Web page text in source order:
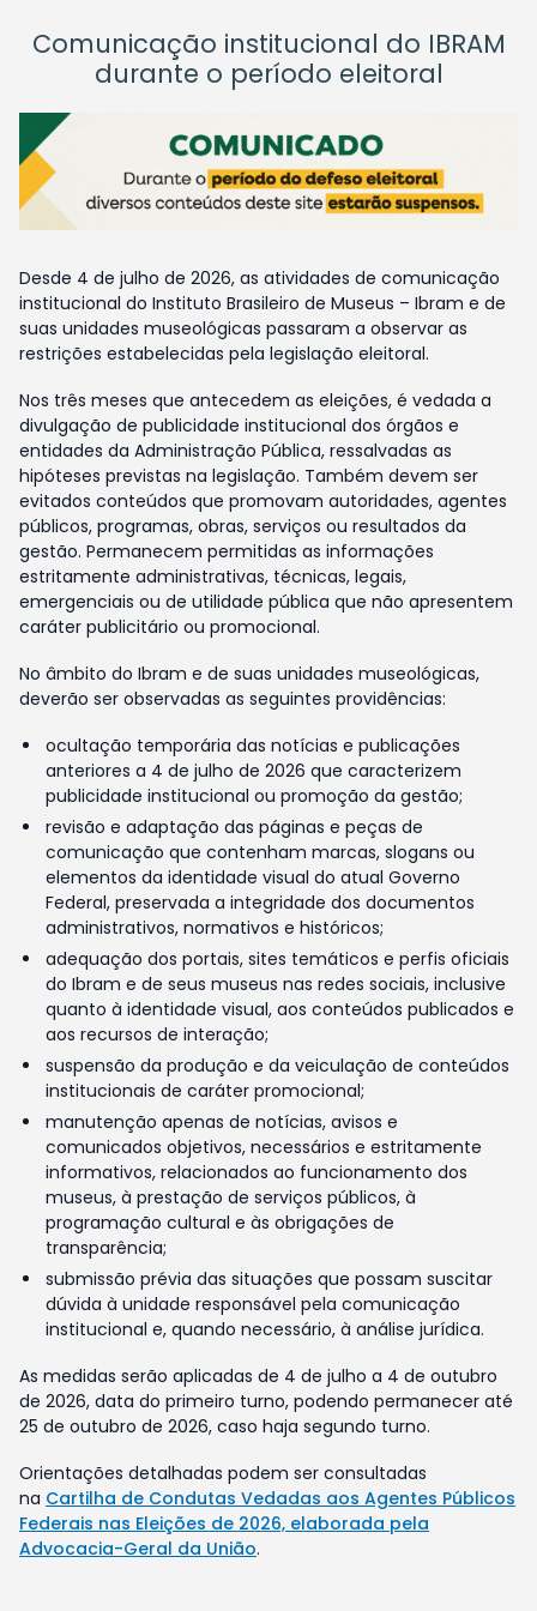
Comunicação institucional do IBRAM
durante o período eleitoral
Desde 4 de julho de 2026, as atividades de comunicação
institucional do Instituto Brasileiro de Museus – Ibram e de
suas unidades museológicas passaram a observar as
restrições estabelecidas pela legislação eleitoral.
Nos três meses que antecedem as eleições, é vedada a
divulgação de publicidade institucional dos órgãos e
entidades da Administração Pública, ressalvadas as
hipóteses previstas na legislação. Também devem ser
evitados conteúdos que promovam autoridades, agentes
públicos, programas, obras, serviços ou resultados da
gestão. Permanecem permitidas as informações
estritamente administrativas, técnicas, legais,
emergenciais ou de utilidade pública que não apresentem
caráter publicitário ou promocional.
No âmbito do Ibram e de suas unidades museológicas,
deverão ser observadas as seguintes providências:
ocultação temporária das notícias e publicações
anteriores a 4 de julho de 2026 que caracterizem
publicidade institucional ou promoção da gestão;
revisão e adaptação das páginas e peças de
comunicação que contenham marcas, slogans ou
elementos da identidade visual do atual Governo
Federal, preservada a integridade dos documentos
administrativos, normativos e históricos;
adequação dos portais, sites temáticos e perfis oficiais
do Ibram e de seus museus nas redes sociais, inclusive
quanto à identidade visual, aos conteúdos publicados e
aos recursos de interação;
suspensão da produção e da veiculação de conteúdos
institucionais de caráter promocional;
manutenção apenas de notícias, avisos e
comunicados objetivos, necessários e estritamente
informativos, relacionados ao funcionamento dos
museus, à prestação de serviços públicos, à
programação cultural e às obrigações de
transparência;
submissão prévia das situações que possam suscitar
dúvida à unidade responsável pela comunicação
institucional e, quando necessário, à análise jurídica.
As medidas serão aplicadas de 4 de julho a 4 de outubro
de 2026, data do primeiro turno, podendo permanecer até
25 de outubro de 2026, caso haja segundo turno.
Orientações detalhadas podem ser consultadas
na Cartilha de Condutas Vedadas aos Agentes Públicos
Federais nas Eleições de 2026, elaborada pela
Advocacia-Geral da União.